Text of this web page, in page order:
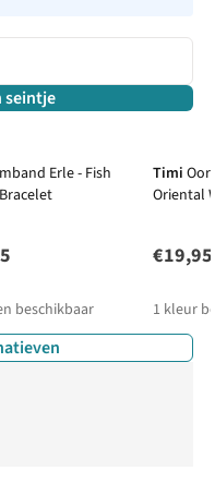
seintje
Erle - Fish
beschikbaar
Timi
Oriental
€19,95
1 kleur